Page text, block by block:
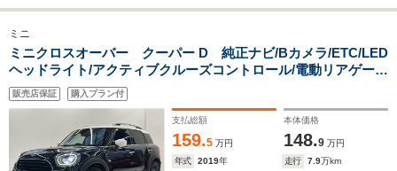
ミニ
ミニクロスオーバー クーパー D 純正ナビ/Bカメラ/ETC/LED
ヘッドライト/アクティブクルーズコントロール/電動リアゲー
ト/コンフォートアクセス/インテリジェントセーフティ/純正ア
ルミホイール/Bluetooth対応/スマートキー/キーレス
販売店保証 購入プラン付
支払総額
159.5 万円
本体価格
148.9 万円
年式
2019年 走行 7.9万km